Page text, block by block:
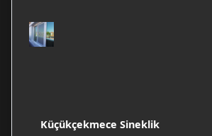
Küçükçekmece Sineklik